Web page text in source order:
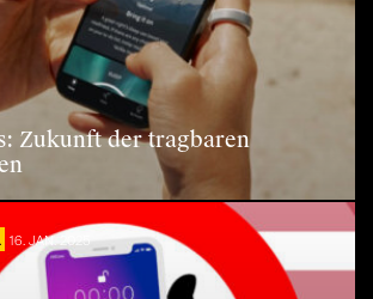
Zukunft der tragbaren
16. JAN. 2025